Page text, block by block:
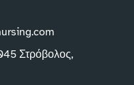
Στρόβολος,